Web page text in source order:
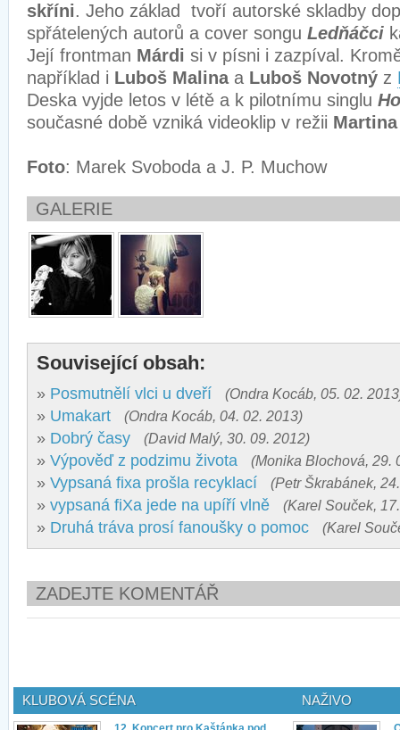
skříni. Jeho základ tvoří autorské skladby
spřátelených autorů a cover songu Ledňáčci
Její frontman Márdi si v písni i zazpíval.
například i Luboš Malinaa Luboš Novotný z
Deska vyjde letos v létě a k pilotnímu singlu
současné době vzniká videoklip v režii
Foto: Marek Svoboda a J. P. Muchow
GALERIE
Související obsah:
» Posmutnělí vlci u dveří (Ondra Kocáb, 05. 02.
» Umakart (Ondra Kocáb, 04. 02. 2013)
» Dobrý časy (David Malý, 30. 09. 2012)
» Výpověď z podzimu života (Monika Blochová, 29.
» Vypsaná fixa prošla recyklací (Petr Škrabánek,
» vypsaná fiXa jede na upíří vlně (Karel Souček,
» Druhá tráva prosí fanoušky o pomoc (Karel
ZADEJTE KOMENTÁŘ
KLUBOVÁ SCÉNA NAŽIVO